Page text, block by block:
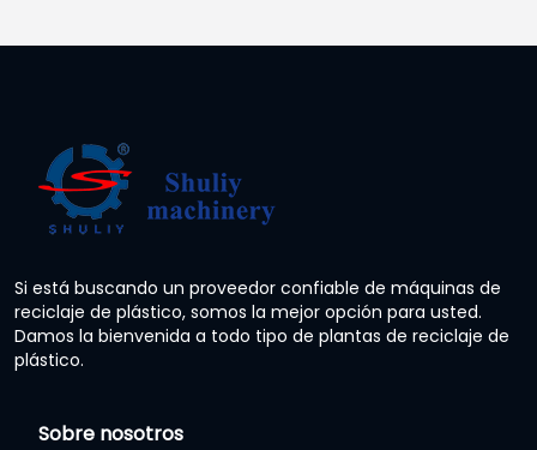
Si está buscando un proveedor confiable de máquinas de
reciclaje de plástico, somos la mejor opción para usted.
Damos la bienvenida a todo tipo de plantas de reciclaje de
plástico.
Sobre nosotros